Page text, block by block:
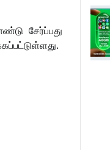
சேர்ப்பது